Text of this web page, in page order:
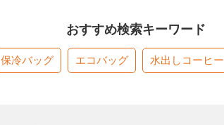
おすすめ検索キーワード
保冷バッグ エコバッグ 水出しコーヒー